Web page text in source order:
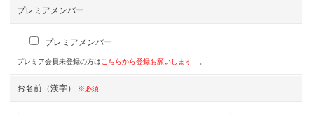
プレミアメンバー
プレミアメンバー
プレミア会員未登録の方は こちらから登録お願いします
お名前（漢字） ※必須